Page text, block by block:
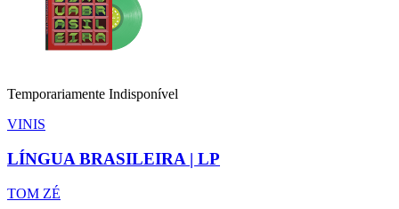
Temporariamente Indisponível
VINIS
LÍNGUA BRASILEIRA | LP
TOM ZÉ